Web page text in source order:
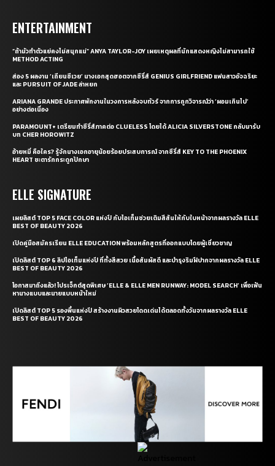
ENTERTAINMENT
“ถ้ามัวทำตัวแย่คงไม่สนุกแน่” ANYA TAYLOR-JOY เผยเหตุผลที่นักแสดงหญิงไม่สามารถใช้
METHOD ACTING
ส่อง 5 ผลงาน ‘เถียนซีเวย’ นางเอกสุดฮอตจากซีรี่ส์ GENIUS GIRLFRIEND แฟนสาวอัจฉริยะ
และ PURSUIT OF JADE ล่าหยก
ARIANA GRANDE ประกาศพักงานในวงการหลังจบทัวร์ จากการถูกวิจารณ์ว่า ‘ผอมเกินไป’
อย่างต่อเนื่อง
PARAMOUNT+ เตรียมทำซีรี่ส์ภาคต่อ CLUELESS โดยได้ ALICIA SILVERSTONE กลับมารับ
บท CHER HOROWITZ
อ้ายหมี่ คือใคร? รู้จักนางเอกอายุน้อยร้อยประสบการณ์ จากซีรี่ส์ KEY TO THE PHOENIX
HEART ชะตารักกระดูกปักษา
ELLE SIGNATURE
เผยลิสต์ TOP 5 FACE COLOR แห่งปี กับไอเท็มช่วยเติมสีสันให้กับใบหน้าจากผลรางวัล ELLE
BEST OF BEAUTY 2026
เปิดคู่มือสมัครเรียน ELLE EDUCATION พร้อมหลักสูตรที่ออกแบบโดยผู้เชี่ยวชาญ
เปิดลิสต์ TOP 6 ลิปไอเท็มแห่งปี ที่ทั้งสีสวย เนื้อสัมผัสดี และบำรุงริมฝีปากจากผลรางวัล ELLE
BEST OF BEAUTY 2026
โอกาสมาถึงแล้ว! โปรเจ็กต์สุดพิเศษ ‘ELLE & ELLE MEN RUNWAY: MODEL SEARCH’ เพื่อเฟ้น
หานางแบบและนายแบบหน้าใหม่
เปิดลิสต์ TOP 5 รองพื้นแห่งปี สร้างงานผิวสวยโดดเด่นได้ตลอดทั้งวันจากผลรางวัล ELLE
BEST OF BEAUTY 2026